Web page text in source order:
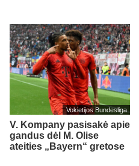
Vokietijos Bundesliga
V. Kompany pasisakė apie
gandus dėl M. Olise
ateities „Bayern“ gretose